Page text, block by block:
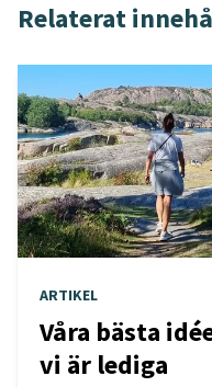
Relaterat
ARTIKEL
Våra bästa
vi är lediga